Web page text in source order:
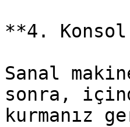
**4.
Sanal
sonra,
kurmanız